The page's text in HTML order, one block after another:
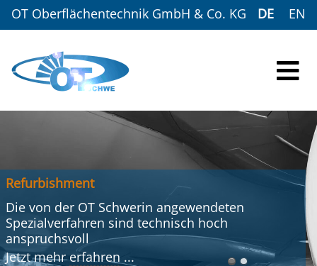
OT Oberflächentechnik GmbH & Co. KG DE EN
Refurbishment
Die von der OT Schwerin angewendeten
Spezialverfahren sind technisch hoch
anspruchsvoll
Jetzt mehrerfahren ...